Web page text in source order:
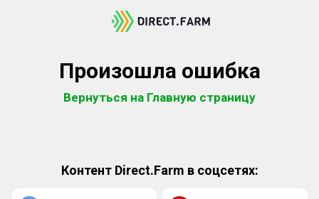
Произошла ошибка
Вернуться на Главную страницу
Контент Direct.Farm в соцсетях: